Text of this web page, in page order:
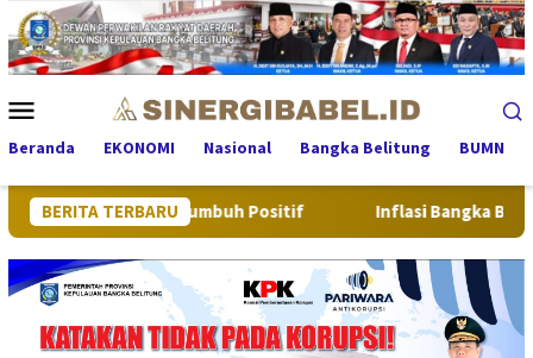
Loncat
ke
konten
Menu
Mobile
Beranda EKONOMI Nasional Bangka Belitung BUMN
BERITA TERBARU
Tumbuh Positif Inflasi Bangka Belitung di Juli